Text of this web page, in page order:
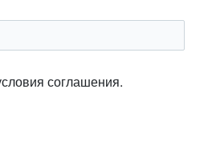
соглашения.